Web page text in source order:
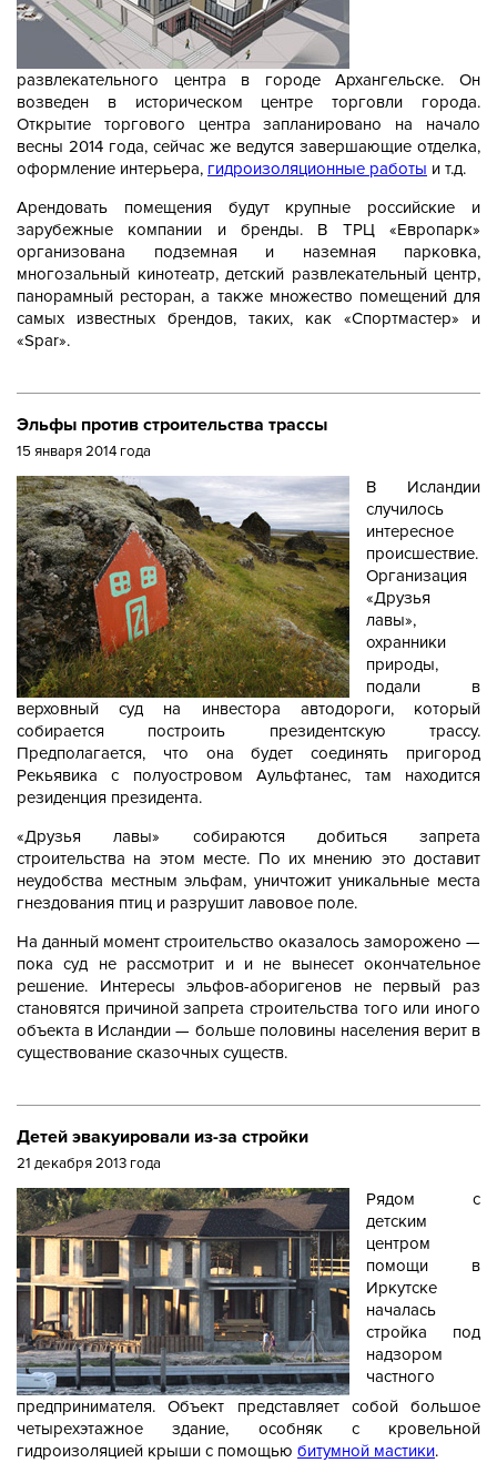
развлекательного центра в городе Архангельске. Он
возведен в историческом центре торговли города.
Открытие торгового центра запланировано на начало
весны 2014 года, сейчас же ведутся завершающие отделка,
оформление интерьера, гидроизоляционные работы и т.д.
Арендовать помещения будут крупные российские и
зарубежные компании и бренды. В ТРЦ «Европарк»
организована подземная и наземная парковка,
многозальный кинотеатр, детский развлекательный центр,
панорамный ресторан, а также множество помещений для
самых известных брендов, таких, как «Спортмастер» и
«Spar».
Эльфы против строительства трассы
15 января 2014 года
В Исландии
случилось
интересное
происшествие.
Организация
«Друзья
лавы»,
охранники
природы,
подали в
верховный суд на инвестора автодороги, который
собирается построить президентскую трассу.
Предполагается, что она будет соединять пригород
Рекьявика с полуостровом Аульфтанес, там находится
резиденция президента.
«Друзья лавы» собираются добиться запрета
строительства на этом месте. По их мнению это доставит
неудобства местным эльфам, уничтожит уникальные места
гнездования птиц и разрушит лавовое поле.
На данный момент строительство оказалось заморожено —
пока суд не рассмотрит и и не вынесет окончательное
решение. Интересы эльфов-аборигенов не первый раз
становятся причиной запрета строительства того или иного
объекта в Исландии — больше половины населения верит в
существование сказочных существ.
Детей эвакуировали из-за стройки
21 декабря 2013 года
Рядом с
детским
центром
помощи в
Иркутске
началась
стройка под
надзором
частного
предпринимателя. Объект представляет собой большое
четырехэтажное здание, особняк с кровельной
гидроизоляцией крыши с помощью битумной мастики.